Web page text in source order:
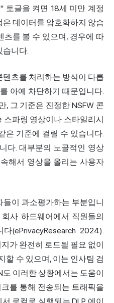
토글을 켜면 18세 미만 계정
데이터를 암호화하지 않습
츠를 볼 수 있으며, 경우에 따
습니다.
텐츠를 처리하는 방식이 다릅
아예 차단하기 때문입니다.
, 그 기준은 진정한 NSFW 콘
스파링 영상이나 스타일리시
은 기준에 걸릴 수 있습니다.
다. 대부분의 노골적인 영상
해서 영상을 올리는 사용자
이 과소평가하는 부분입니
사 하드웨어에서 직원들의
(ePrivacyResearch 2024).
가 완전히 로드될 필요 없이
할 수 있으며, 이는 인사팀 검
도 이러한 상황에서는 도움이
를 통해 전송되는 트래픽을